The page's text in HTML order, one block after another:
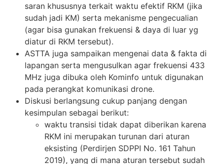
saran khususnya terkait waktu efektif RKM (jika
sudah jadi KM) serta mekanisme pengecualian
(agar bisa gunakan frekuensi & daya di luar yg
diatur di RKM tersebut).
ASTTA juga sampaikan mengenai data & fakta di
lapangan serta mengusulkan agar frekuensi 433
MHz juga dibuka oleh Kominfo untuk digunakan
pada perangkat komunikasi drone.
Diskusi berlangsung cukup panjang dengan
kesimpulan sebagai berikut:
waktu transisi tidak dapat diberikan karena
RKM ini merupakan turunan dari aturan
eksisting (Perdirjen SDPPI No. 161 Tahun
2019), yang di mana aturan tersebut sudah